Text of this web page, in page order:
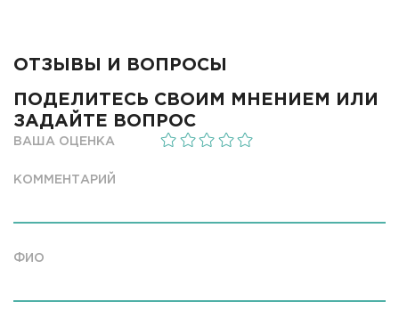
ОТЗЫВЫ И ВОПРОСЫ
ПОДЕЛИТЕСЬ СВОИМ МНЕНИЕМ ИЛИ
ЗАДАЙТЕ ВОПРОС
ВАША ОЦЕНКА
КОММЕНТАРИЙ
ФИО